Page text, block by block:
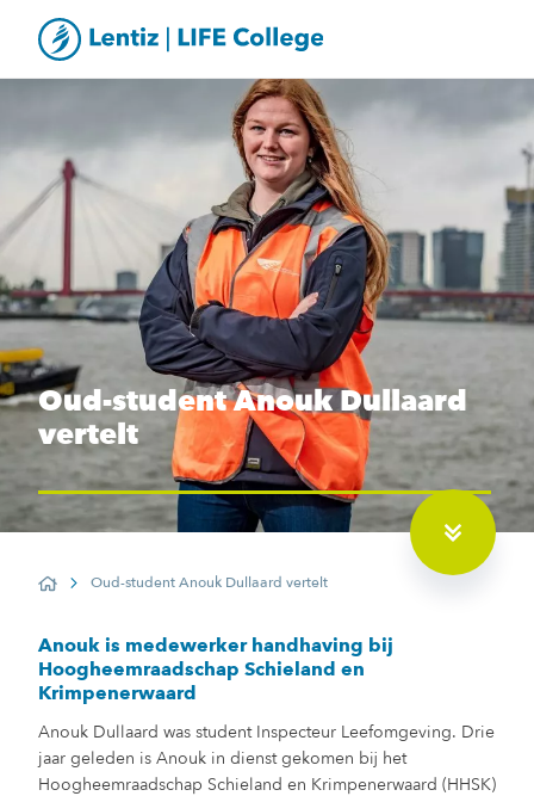
Oud-student Anouk Dullaard
vertelt
HomeOud-student Anouk Dullaard vertelt
Anouk is medewerker handhaving bij
Hoogheemraadschap Schieland en
Krimpenerwaard
Anouk Dullaard was student Inspecteur Leefomgeving. Drie
jaar geleden is Anouk in dienst gekomen bij het
Hoogheemraadschap Schieland en Krimpenerwaard (HHSK)